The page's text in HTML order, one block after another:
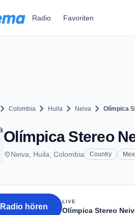
Radio Favoriten
chevron_right Colombia chevron_right Huila chevron_right Neiva chevron_right Olímpica
Olímpica Stereo
placeNeiva, Huila, Colombia Country
Radio hören
LIVE
Olímpica Stereo